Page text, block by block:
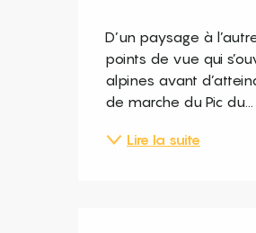
Description
D’un paysage à
points de vue qui
alpines avant
de marche du Pic du...
Lire la suite